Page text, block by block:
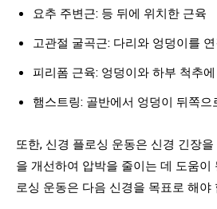
요추 주변근: 등 뒤에 위치한 근육
고관절 굴곡근: 다리와 엉덩이를
피리폼 근육: 엉덩이와 하부 척추
햄스트링: 골반에서 엉덩이 뒤쪽으
또한, 신경 플로싱 운동은 신경 긴장
을 개선하여 압박을 줄이는 데 도움이
로싱 운동은 다음 신경을 목표로 해야